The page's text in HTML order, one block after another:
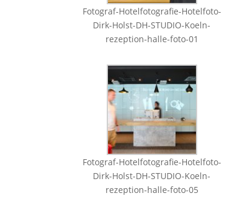
Fotograf-Hotelfotografie-Hotelfoto-
Dirk-Holst-DH-STUDIO-Koeln-
rezeption-halle-foto-01
Fotograf-Hotelfotografie-Hotelfoto-
Dirk-Holst-DH-STUDIO-Koeln-
rezeption-halle-foto-05